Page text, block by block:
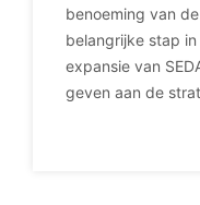
benoeming van
belangrijke stap
expansie van
geven aan de